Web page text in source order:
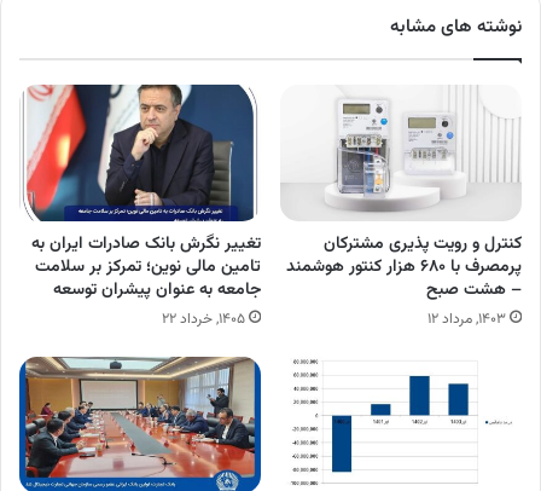
نوشته های مشابه
کنترل و رویت پذیری مشترکان
پرمصرف با ۶۸۰ هزار کنتور هوشمند
– هشت صبح
۱۴۰۳, مرداد ۱۲
تغییر نگرش بانک صادرات ایران به
تامین مالی نوین؛ تمرکز بر سلامت
جامعه به عنوان پیشران توسعه
۱۴۰۵, خرداد ۲۲